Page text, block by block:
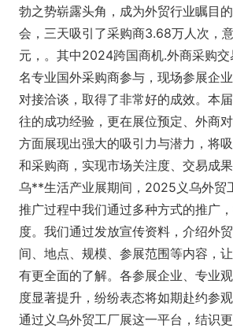
勃之势崭露头角，成为外贸行业瞩目
会，三天吸引了采购商3.68万人次，
元，。其中2024跨国商机.外商采购
名专业国外采购商参与，现场参展企
对接洽谈，取得了非常好的成效。本
往的成功经验，更在展位预定、外商
方面展现出强大的吸引力与潜力，将
和采购商，实现市场关注度、交易成
乌**生活产业展期间，2025义乌外贸
推广过程中我们通过多种方式的推广
度。我们通过发放宣传资料，介绍外
间、地点、规模、参展范围等内容，
有更全面的了解。各参展企业、专业
度显著提升，纷纷表态将如期赴约参
通过义乌外贸工厂展这一平台，结识